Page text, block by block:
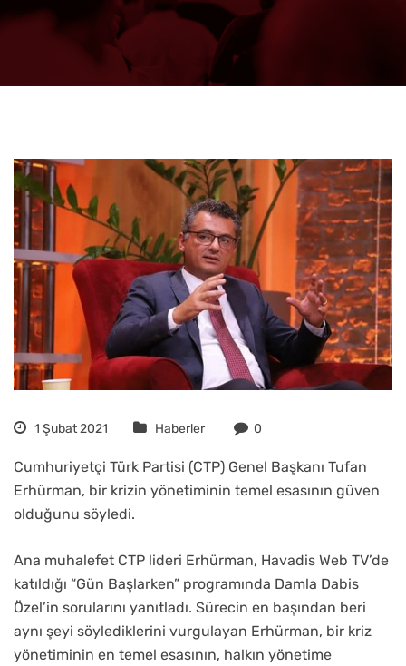
1 Şubat 2021 Haberler 0
Cumhuriyetçi Türk Partisi (CTP) Genel Başkanı Tufan
Erhürman, bir krizin yönetiminin temel esasının güven
olduğunu söyledi.
Ana muhalefet CTP lideri Erhürman, Havadis Web TV’de
katıldığı “Gün Başlarken” programında Damla Dabis
Özel’in sorularını yanıtladı. Sürecin en başından beri
aynı şeyi söylediklerini vurgulayan Erhürman, bir kriz
yönetiminin en temel esasının, halkın yönetime